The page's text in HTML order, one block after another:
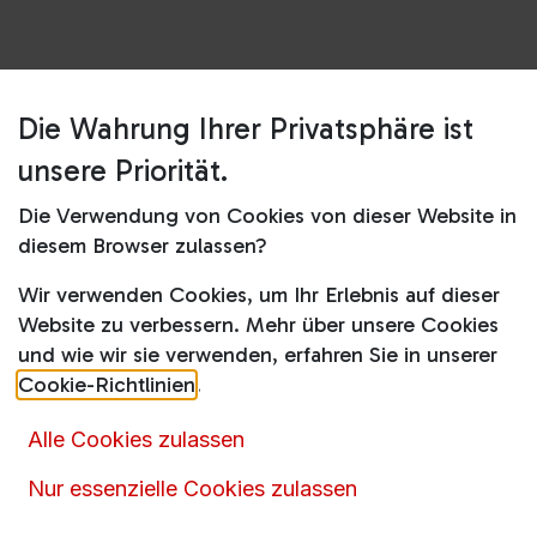
Shop DPD1
DPD1
2,00€ inkl. MwSt.
Die Wahrung Ihrer Privatsphäre ist
unsere Priorität.
Die Verwendung von Cookies von dieser Website in
diesem Browser zulassen?
Wir verwenden Cookies, um Ihr Erlebnis auf dieser
Website zu verbessern. Mehr über unsere Cookies
und wie wir sie verwenden, erfahren Sie in unserer
Cookie-Richtlinien.
Alle Cookies zulassen
Nur essenzielle Cookies zulassen